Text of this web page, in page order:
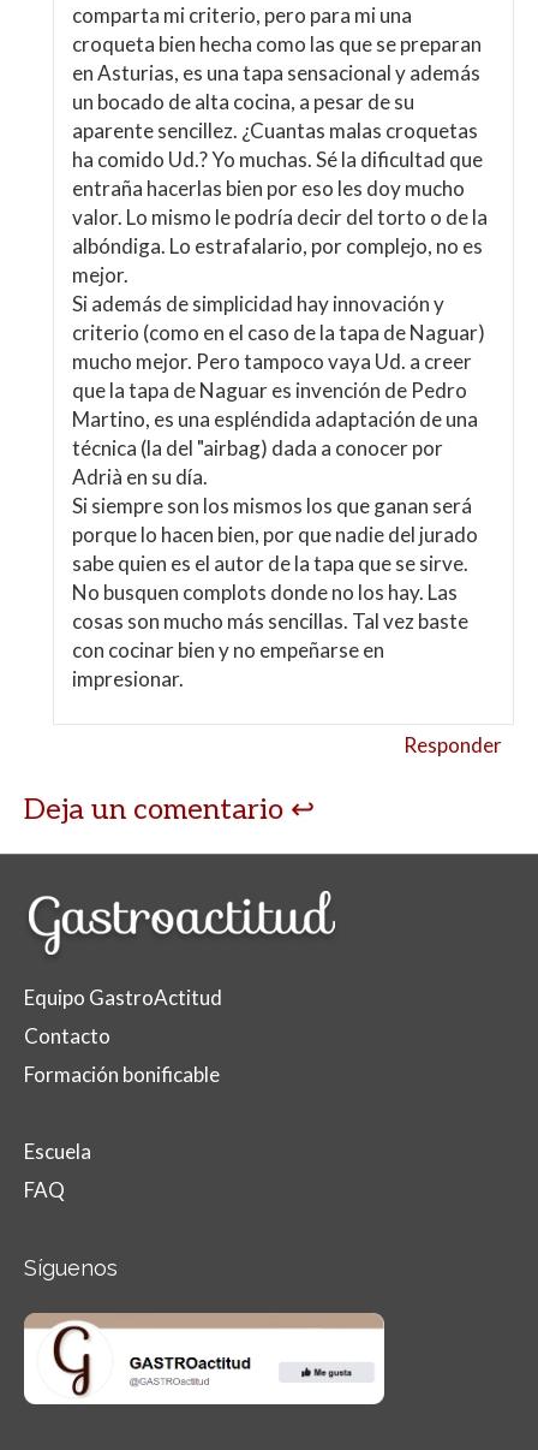
comparta mi criterio, pero para mi una
croqueta bien hecha como las que se preparan
en Asturias, es una tapa sensacional y además
un bocado de alta cocina, a pesar de su
aparente sencillez. ¿Cuantas malas croquetas
ha comido Ud.? Yo muchas. Sé la dificultad que
entraña hacerlas bien por eso les doy mucho
valor. Lo mismo le podría decir del torto o de la
albóndiga. Lo estrafalario, por complejo, no es
mejor.
Si además de simplicidad hay innovación y
criterio (como en el caso de la tapa de Naguar)
mucho mejor. Pero tampoco vaya Ud. a creer
que la tapa de Naguar es invención de Pedro
Martino, es una espléndida adaptación de una
técnica (la del "airbag) dada a conocer por
Adrià en su día.
Si siempre son los mismos los que ganan será
porque lo hacen bien, por que nadie del jurado
sabe quien es el autor de la tapa que se sirve.
No busquen complots donde no los hay. Las
cosas son mucho más sencillas. Tal vez baste
con cocinar bien y no empeñarse en
impresionar.
Responder
Deja un comentario
Equipo GastroActitud
Contacto
Formación bonificable
Escuela
FAQ
Síguenos